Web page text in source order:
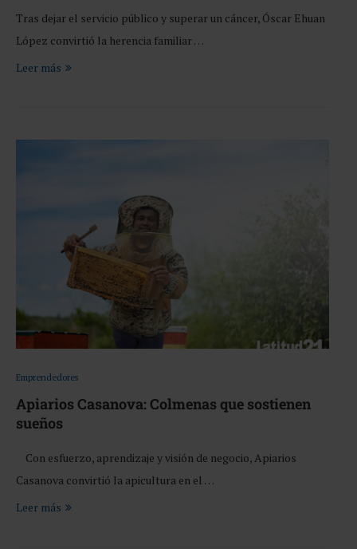
Tras dejar el servicio público y superar un cáncer, Óscar Ehuan
López convirtió la herencia familiar …
Leer más
Emprendedores
Apiarios Casanova: Colmenas que sostienen
sueños
Con esfuerzo, aprendizaje y visión de negocio, Apiarios
Casanova convirtió la apicultura en el …
Leer más